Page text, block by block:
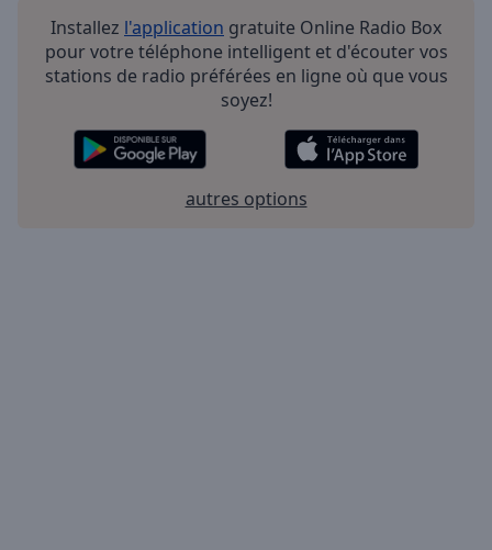
Installez l'application gratuite Online Radio Box
pour votre téléphone intelligent et d'écouter vos
stations de radio préférées en ligne où que vous
soyez!
autres options